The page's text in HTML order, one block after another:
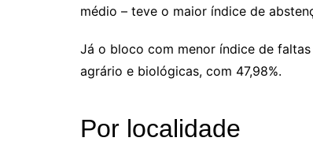
médio – teve o maior índice de
Já o bloco com menor índice de
agrário e biológicas, com 47,98%.
Por localidade